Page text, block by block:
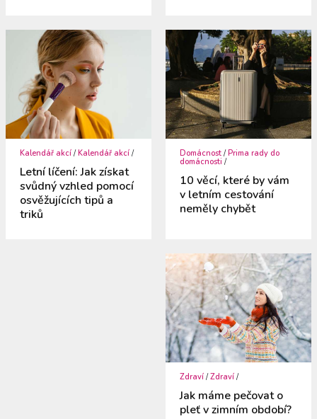
Kalendář akcí /Kalendář akcí /
Letní líčení: Jak získat
svůdný vzhled pomocí
osvěžujících tipů a
triků
Domácnost /Prima rady do
domácnosti /
10 věcí, které by vám
v letním cestování
neměly chybět
Zdraví /Zdraví /
Jak máme pečovat o
pleť v zimním období?